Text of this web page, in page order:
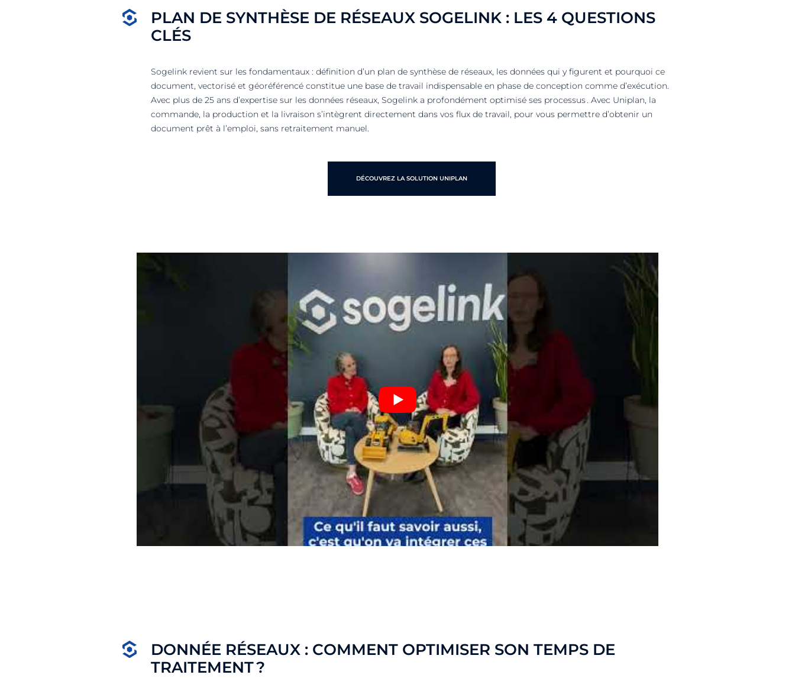
PLAN DE SYNTHÈSE DE RÉSEAUX SOGELINK : LES 4 QUESTIONS
CLÉS
Sogelink revient sur les fondamentaux : définition d’un plan de synthèse de réseaux, les données qui y figurent et pourquoi ce
document, vectorisé et géoréférencé constitue une base de travail indispensable en phase de conception comme d’exécution.
Avec plus de 25 ans d’expertise sur les données réseaux, Sogelink a profondément optimisé ses processus . Avec Uniplan, la
commande, la production et la livraison s’intègrent directement dans vos flux de travail, pour vous permettre d’obtenir un
document prêt à l’emploi, sans retraitement manuel.
DÉCOUVREZ LA SOLUTION UNIPLAN
DONNÉE RÉSEAUX : COMMENT OPTIMISER SON TEMPS DE
TRAITEMENT ?